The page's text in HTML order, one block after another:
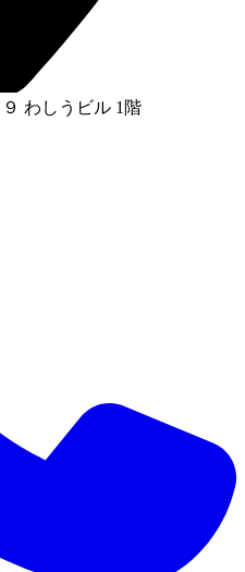
わしうビル 1階